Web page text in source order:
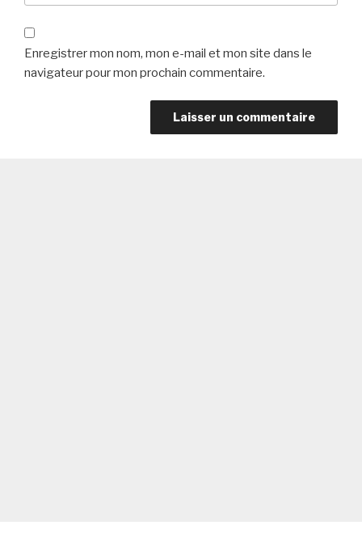
Enregistrer mon nom, mon e-mail et mon site dans le
navigateur pour mon prochain commentaire.